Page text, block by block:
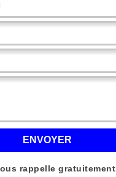
rappelle gratuitement